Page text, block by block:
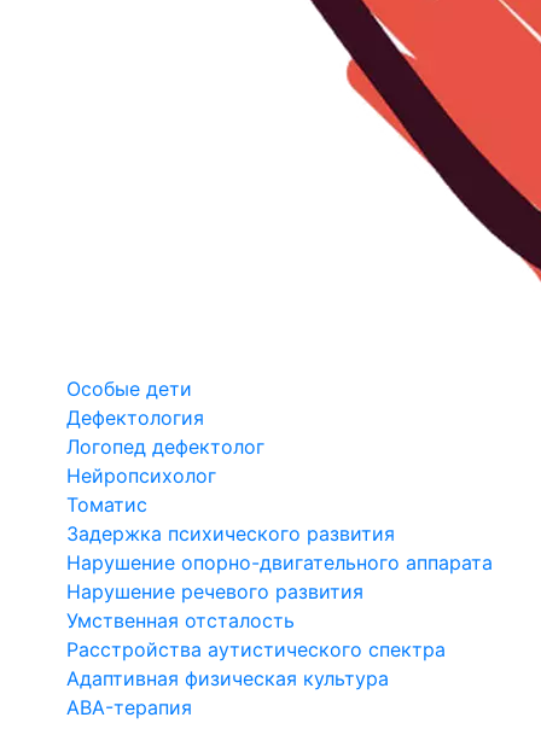
Особые дети
Дефектология
Логопед дефектолог
Нейропсихолог
Томатис
Задержка психического развития
Нарушение опорно-двигательного аппарата
Нарушение речевого развития
Умственная отсталость
Расстройства аутистического спектра
Адаптивная физическая культура
ABA-терапия